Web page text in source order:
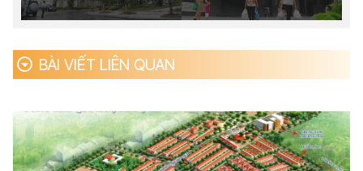
BÀI VIẾT LIÊN QUAN